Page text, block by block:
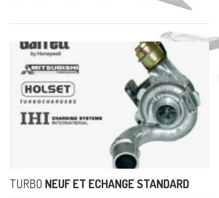
TURBO NEUF ET ECHANGE STANDARD